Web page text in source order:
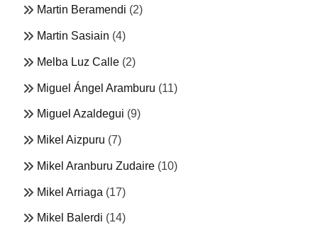
Martin Beramendi (2)
Martin Sasiain (4)
Melba Luz Calle (2)
Miguel Ángel Aramburu (11)
Miguel Azaldegui (9)
Mikel Aizpuru (7)
Mikel Aranburu Zudaire (10)
Mikel Arriaga (17)
Mikel Balerdi (14)